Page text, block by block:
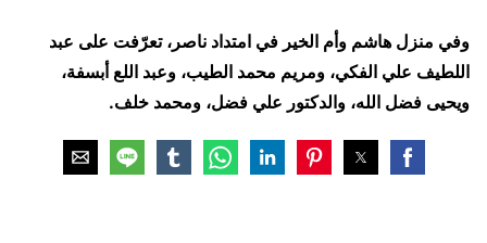
وفي منزل هاشم وأم الخير في امتداد ناصر، تعرّفت على عبد
اللطيف علي الفكي، ومريم محمد الطيب، وعبد اللع أبسفة،
ويحيى فضل الله، والدكتور علي فضل، ومحمد خلف.